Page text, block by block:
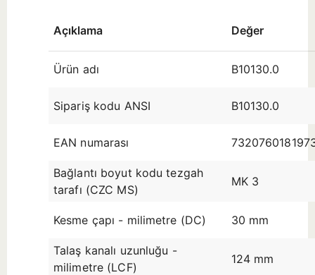
(çap
aralığına
Açıklama Değer
Ürün adı B10130.0
Sipariş kodu ANSI B10130.0
EAN numarası
Bağlantı boyut kodu tezgah
tarafı (CZC MS)
MK 3
Kesme çapı - milimetre (DC) 30 mm
Talaş kanalı uzunluğu -
milimetre (LCF)
124 mm